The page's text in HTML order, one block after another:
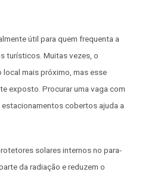
útil para quem frequenta a
turísticos. Muitas vezes, o
mais próximo, mas esse
exposto. Procurar uma vaga com
cobertos ajuda a
solares internos no para-
da radiação e reduzem o